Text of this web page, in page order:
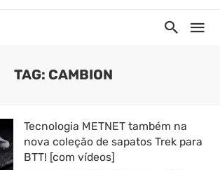
TAG: CAMBION
Tecnologia METNET também na
nova coleção de sapatos Trek para
BTT! [com vídeos]